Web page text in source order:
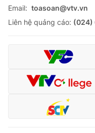
Email: toasoan@vtv.vn
Liên hệ quảng cáo: (024)